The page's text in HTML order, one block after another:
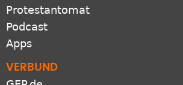
Protestantomat
Podcast
Apps
VERBUND